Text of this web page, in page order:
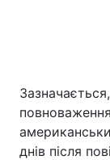
днів після